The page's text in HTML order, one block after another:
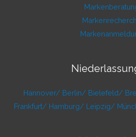
Hannover/ Berlin/ Bielefeld/
Frankfurt/ Hamburg/ Leipzig/